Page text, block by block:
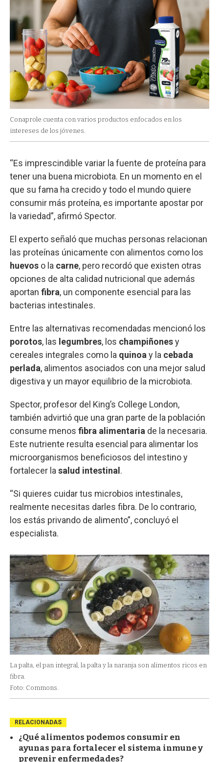
Conaprole cuenta con varios productos enfocados en los
intereses de los jóvenes.
“Es imprescindible variar la fuente de proteína para
tener una buena microbiota. En un momento en el
que su fama ha crecido y todo el mundo quiere
consumir más proteína, es importante apostar por
la variedad”, afirmó Spector.
El experto señaló que muchas personas relacionan
las proteínas únicamente con alimentos como los
huevos o la carne, pero recordó que existen otras
opciones de alta calidad nutricional que además
aportan fibra, un componente esencial para las
bacterias intestinales.
Entre las alternativas recomendadas mencionó los
porotos, las legumbres, los champiñonesy
cereales integrales como la quinoa y la cebada
perlada, alimentos asociados con una mejor salud
digestiva y un mayor equilibrio de la microbiota.
Spector, profesor del King’s College London,
también advirtió que una gran parte de la población
consume menos fibra alimentaria de la necesaria.
Este nutriente resulta esencial para alimentar los
microorganismos beneficiosos del intestino y
fortalecer la salud intestinal .
“Si quieres cuidar tus microbios intestinales,
realmente necesitas darles fibra. De lo contrario,
los estás privando de alimento”, concluyó el
especialista.
La palta, el pan integral, la palta y la naranja son alimentos ricos en
fibra.
Foto: Commons.
RELACIONADAS
¿Qué alimentos podemos consumir en
ayunas para fortalecer el sistema inmune y
prevenir enfermedades?